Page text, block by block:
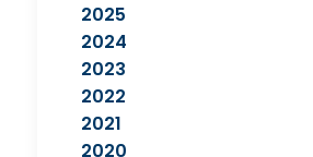
2025
2024
2023
2022
2021
2020